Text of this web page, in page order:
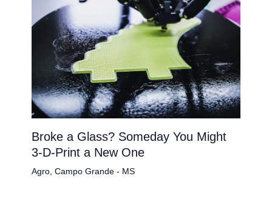
Broke a Glass? Someday You Might
3-D-Print a New One
Agro, Campo Grande - MS